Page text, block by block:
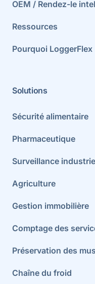
OEM / Rendez-le
Ressources
Pourquoi LoggerFlex
Solutions
Sécurité alimentaire
Pharmaceutique
Surveillance
Agriculture
Gestion immobilière
Comptage des
Préservation des
Chaîne du froid